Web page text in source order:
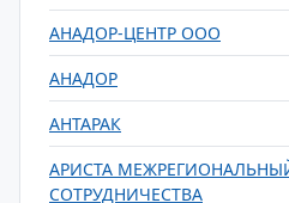
АНАДОР-ЦЕНТР ООО
АНАДОР
АНТАРАК
АРИСТА
СОТРУДНИЧЕСТВА